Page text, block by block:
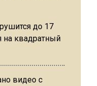
до 17
на квадратный